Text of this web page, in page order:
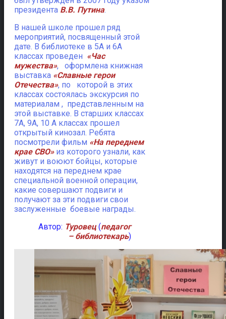
президента В.В. Путина.
В нашей школе прошел ряд
мероприятий, посвященный этой
дате. В библиотеке в 5А и 6А
классах проведен «Час
мужества», оформлена книжная
выставка «Славные герои
Отечества», по которой в этих
классах состоялась экскурсия по
материалам , представленным на
этой выставке. В старших классах
7А, 9А, 10 А классах прошел
открытый кинозал. Ребята
посмотрели фильм «На переднем
крае СВО»из которого узнали, как
живут и воюют бойцы, которые
находятся на переднем крае
специальной военной операции,
какие совершают подвиги и
получают за эти подвиги свои
заслуженные боевые награды.
Автор: Туровец(педагог
– библиотекарь)